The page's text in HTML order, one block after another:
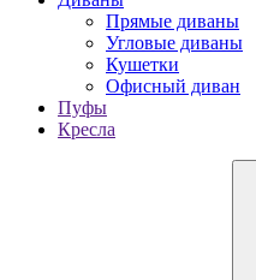
Прямые диваны
Угловые диваны
Кушетки
Офисный диван
Пуфы
Кресла